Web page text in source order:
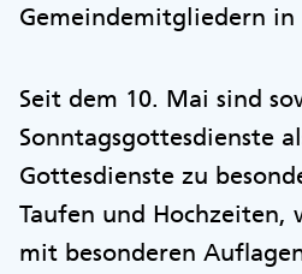
Gemeindemitgliedern in
Seit dem 10. Mai sind
Sonntagsgottesdienste
Gottesdienste zu
Taufen und Hochzeiten,
mit besonderen